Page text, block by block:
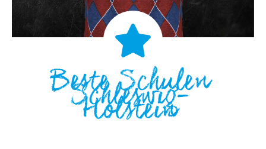
Beste Schulen
Schleswig-
Holstein